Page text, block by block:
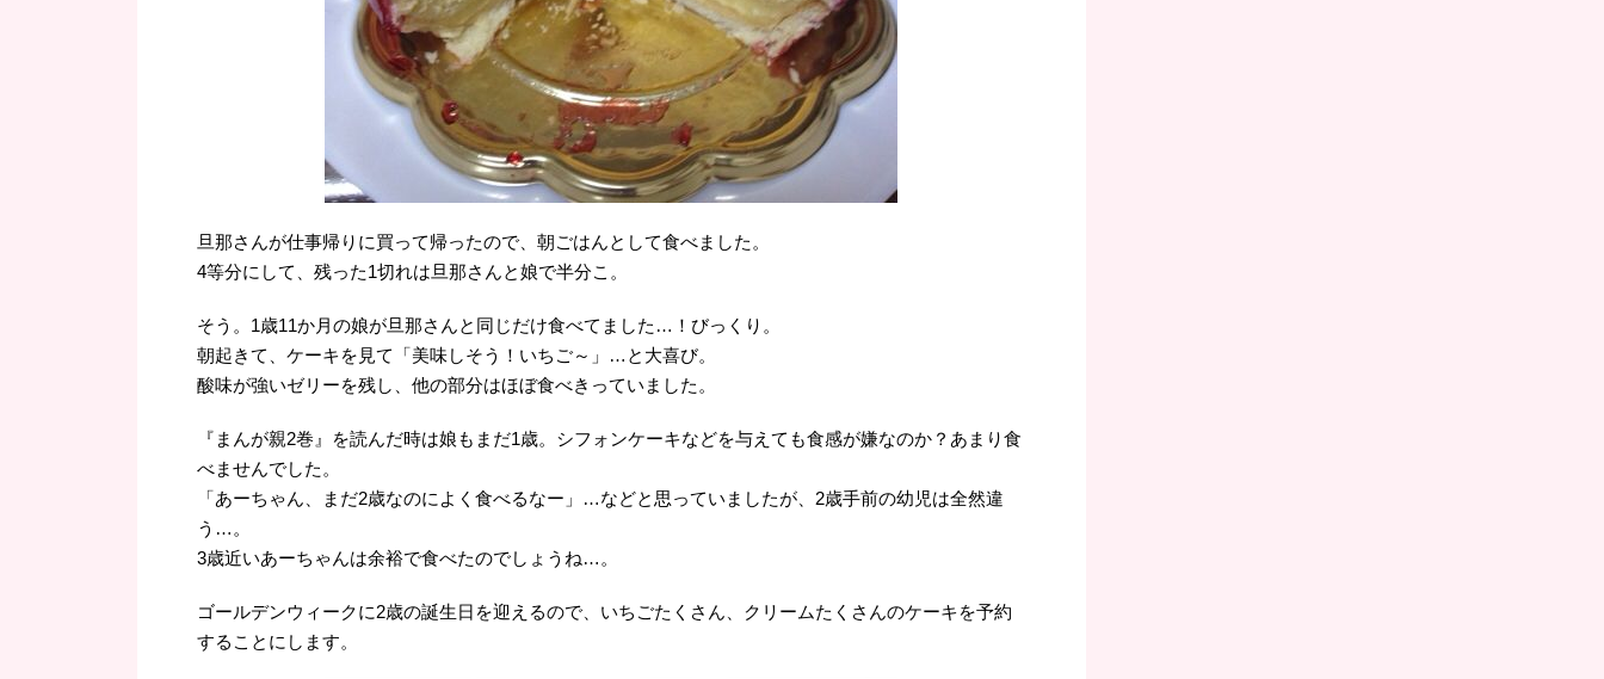
旦那さんが仕事帰りに買って帰ったので、朝ごはんとして食べました。
4等分にして、残った1切れは旦那さんと娘で半分こ。
そう。1歳11か月の娘が旦那さんと同じだけ食べてました…！びっくり。
朝起きて、ケーキを見て「美味しそう！いちご～」…と大喜び。
酸味が強いゼリーを残し、他の部分はほぼ食べきっていました。
『まんが親2巻』を読んだ時は娘もまだ1歳。シフォンケーキなどを与えても食感が嫌なのか？あまり食
べませんでした。
「あーちゃん、まだ2歳なのによく食べるなー」…などと思っていましたが、2歳手前の幼児は全然違
う…。
3歳近いあーちゃんは余裕で食べたのでしょうね…。
ゴールデンウィークに2歳の誕生日を迎えるので、いちごたくさん、クリームたくさんのケーキを予約
することにします。